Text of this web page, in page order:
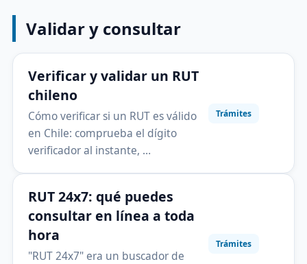
Validar y consultar
Verificar y validar un RUT
chileno
Cómo verificar si un RUT es válido
en Chile: comprueba el dígito
verificador al instante, …
Trámites
RUT 24x7: qué puedes
consultar en línea a toda
hora
"RUT 24x7" era un buscador de
Trámites